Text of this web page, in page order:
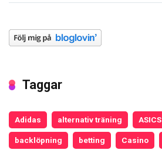
Taggar
Adidas alternativ träning ASICS
backlöpning betting Casino